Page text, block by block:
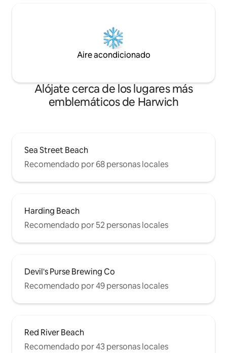
Aire acondicionado
Alójate cerca de los lugares más
emblemáticos de Harwich
Sea Street Beach
Recomendado por 68 personas locales
Harding Beach
Recomendado por 52 personas locales
Devil's Purse Brewing Co
Recomendado por 49 personas locales
Red River Beach
Recomendado por 43 personas locales